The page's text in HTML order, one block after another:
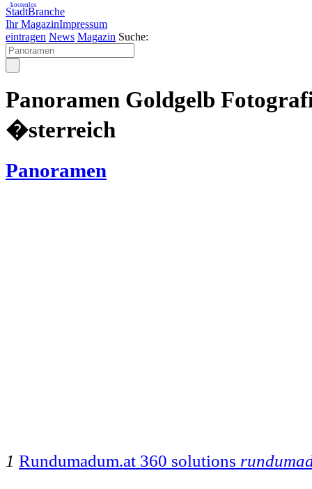
StadtBranche
Ihr MagazinImpressum
kostenlos
eintragen News Magazin Suche:
Panoramen Goldgelb
�sterreich
Panoramen
1 Rundumadum.at 360 solutions